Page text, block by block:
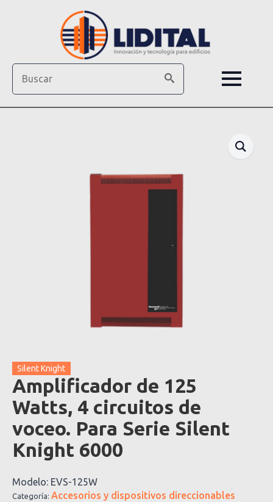
Silent Knight
Amplificador de 125
Watts, 4 circuitos de
voceo. Para Serie Silent
Knight 6000
Modelo: EVS-125W
Categoría: Accesorios y dispositivos direccionables